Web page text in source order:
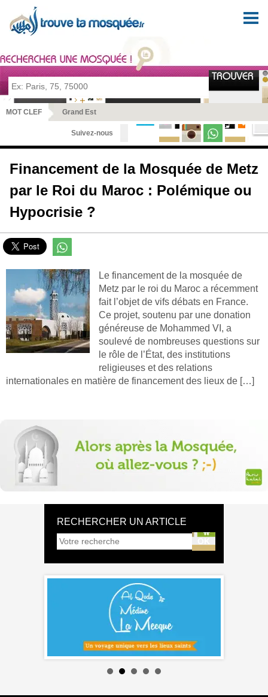
MOT CLEF Grand Est
Suivez-nous
Financement de la Mosquée de Metz
par le Roi du Maroc : Polémique ou
Hypocrisie ?
Le financement de la mosquée de
Metz par le roi du Maroc a récemment
fait l’objet de vifs débats en France.
Ce projet, soutenu par une donation
généreuse de Mohammed VI, a
soulevé de nombreuses questions sur
le rôle de l’État, des institutions
religieuses et des relations
internationales en matière de financement des lieux de […]
RECHERCHER UN ARTICLE